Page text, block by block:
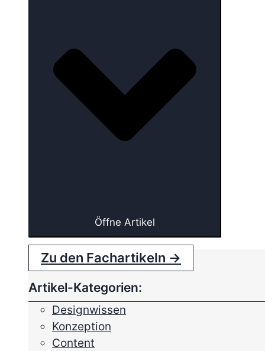
Öffne Artikel
Zu den Fachartikeln →
Artikel-Kategorien:
Designwissen
Konzeption
Content